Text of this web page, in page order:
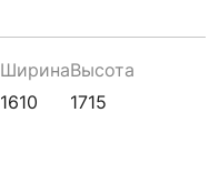
Ширина
1610
Высота
1715